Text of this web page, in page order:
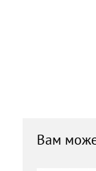
Вам